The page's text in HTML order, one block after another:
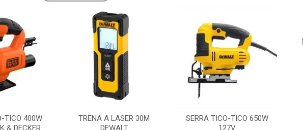
TICO 400W
& DECKER
TRENA A LASER 30M
DEWALT
SERRA TICO-TICO 650W
127V